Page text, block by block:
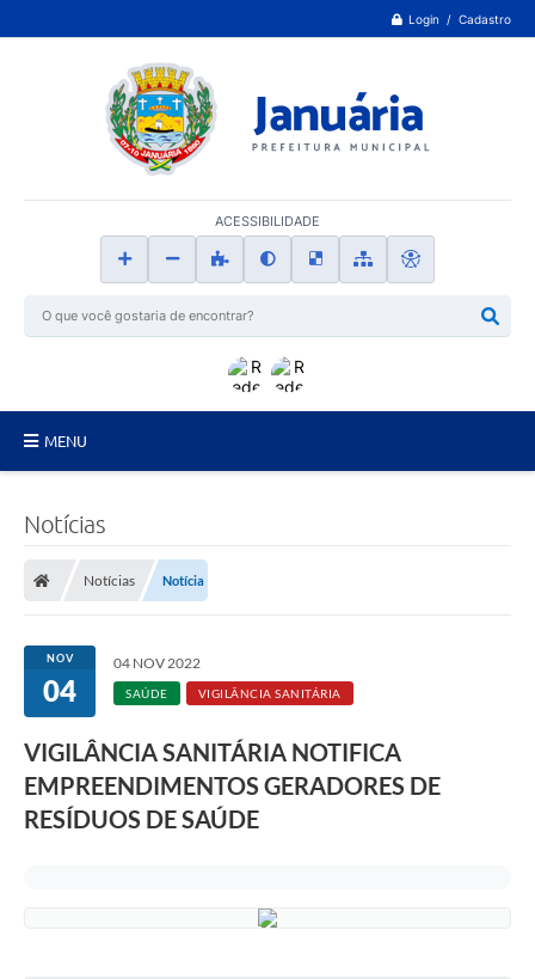
Login / Cadastro
ACESSIBILIDADE
MENU
Secretarias
Tributos
Contratos
Carta de Serviços
Notícias
Notícias Notícia
NOV
04
04 NOV 2022
SAÚDE VIGILÂNCIA SANITÁRIA
VIGILÂNCIA SANITÁRIA NOTIFICA
EMPREENDIMENTOS GERADORES DE
RESÍDUOS DE SAÚDE